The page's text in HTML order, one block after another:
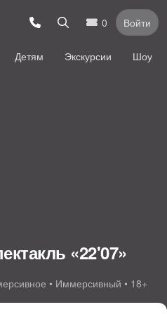
0 Войти
Детям Экскурсии Шоу
«22'07»
• Иммерсивный • 18+